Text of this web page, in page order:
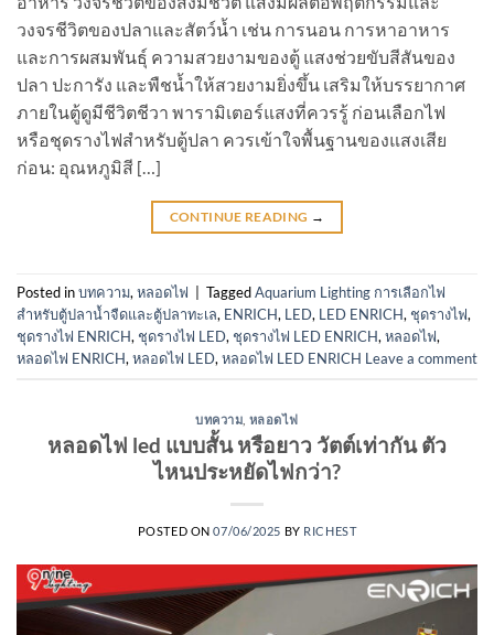
วงจรชีวิตของปลาและสัตว์น้ำ เช่น การนอน การหาอาหาร
และการผสมพันธุ์ ความสวยงามของตู้ แสงช่วยขับสีสันของ
ปลา ปะการัง และพืชน้ำให้สวยงามยิ่งขึ้น เสริมให้บรรยากาศ
ภายในตู้ดูมีชีวิตชีวา พารามิเตอร์แสงที่ควรรู้ ก่อนเลือกไฟ
หรือชุดรางไฟสำหรับตู้ปลา ควรเข้าใจพื้นฐานของแสงเสีย
ก่อน: อุณหภูมิสี […]
CONTINUE READING →
Posted inบทความ,หลอดไฟ TaggedAquarium Lighting การเลือกไฟ
สำหรับตู้ปลาน้ำจืดและตู้ปลาทะเล, ENRICH, LED, LED ENRICH,ชุดรางไฟ,
ชุดรางไฟ ENRICH,ชุดรางไฟ LED,ชุดรางไฟ LED ENRICH,หลอดไฟ,
หลอดไฟ ENRICH,หลอดไฟ LED,หลอดไฟ LED ENRICH Leave a comment
บทความ หลอดไฟ
หลอดไฟ led แบบสั้น หรือยาว วัตต์เท่ากัน ตัว
ไหนประหยัดไฟกว่า?
POSTED ON07/06/2025 BY RICHEST